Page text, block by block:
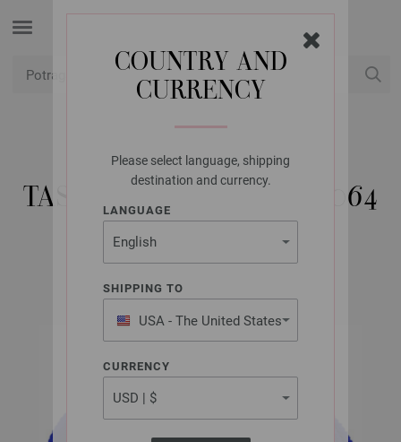
COUNTRY AND
CURRENCY
Please select language, shipping
destination and currency.
LANGUAGE
SHIPPING TO
USA - The United States
of America
CURRENCY
UNION KNOPF
TASCHENGURTBAND 9064
Artikl br.: 9064